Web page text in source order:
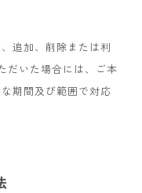
追加、削除または利
だいた場合には、ご本
期間及び範囲で対応